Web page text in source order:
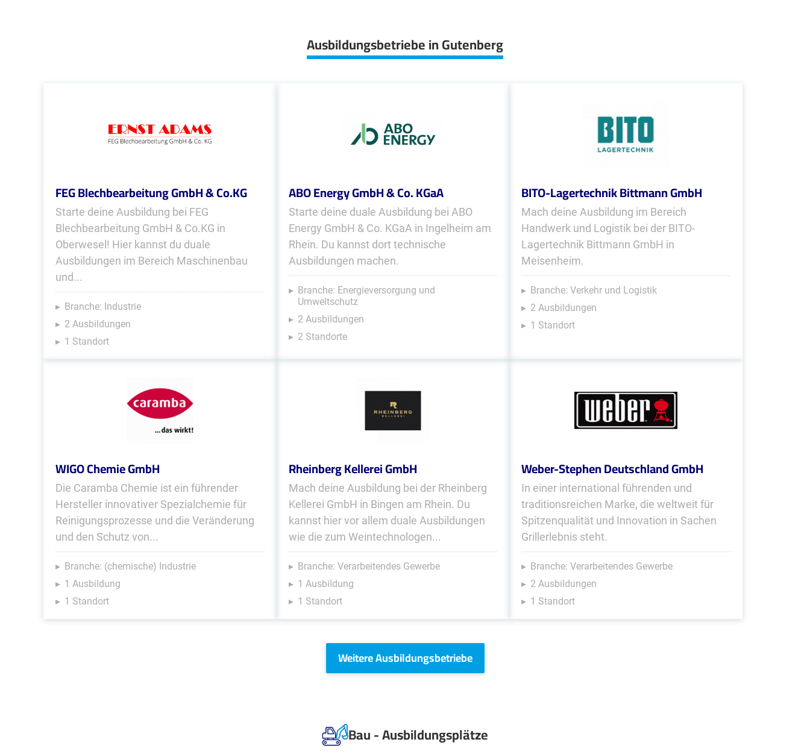
Ausbildungsbetriebe in Gutenberg
FEG Blechbearbeitung GmbH & Co.KG
Starte deine Ausbildung bei FEG
Blechbearbeitung GmbH & Co.KG in
Oberwesel! Hier kannst du duale
Ausbildungen im Bereich Maschinenbau
und...
Branche: Industrie
2 Ausbildungen
1 Standort
ABO Energy GmbH & Co. KGaA
Starte deine duale Ausbildung bei ABO
Energy GmbH & Co. KGaA in Ingelheim am
Rhein. Du kannst dort technische
Ausbildungen machen.
Branche: Energieversorgung und
Umweltschutz
2 Ausbildungen
2 Standorte
BITO-Lagertechnik Bittmann GmbH
Mach deine Ausbildung im Bereich
Handwerk und Logistik bei der BITO-
Lagertechnik Bittmann GmbH in
Meisenheim.
Branche: Verkehr und Logistik
2 Ausbildungen
1 Standort
WIGO Chemie GmbH
Die Caramba Chemie ist ein führender
Hersteller innovativer Spezialchemie für
Reinigungsprozesse und die Veränderung
und den Schutz von...
Branche: (chemische) Industrie
1 Ausbildung
1 Standort
Rheinberg Kellerei GmbH
Mach deine Ausbildung bei der Rheinberg
Kellerei GmbH in Bingen am Rhein. Du
kannst hier vor allem duale Ausbildungen
wie die zum Weintechnologen...
Branche: Verarbeitendes Gewerbe
1 Ausbildung
1 Standort
Weber-Stephen Deutschland GmbH
In einer international führenden und
traditions­reichen Marke, die weltweit für
Spitzen­qualität und Innovation in Sachen
Grillerlebnis steht.
Branche: Verarbeitendes Gewerbe
2 Ausbildungen
1 Standort
Weitere Ausbildungsbetriebe
Bau - Ausbildungsplätze